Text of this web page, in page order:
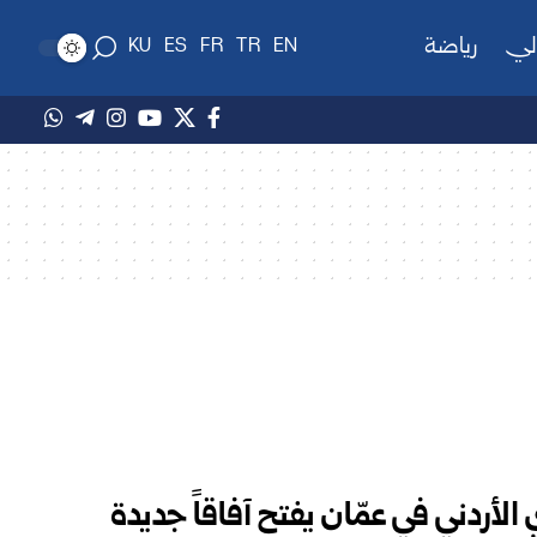
رياضة EN
TR
FR
ES
KU
في عمّان يفتح آفاقاً جديدة